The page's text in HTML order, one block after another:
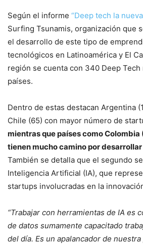
Según el informe “Deep tech la nueva
Surfing Tsunamis, organización que
el desarrollo de este tipo de
tecnológicos en Latinoamérica y El
región se cuenta con 340 Deep
países.
Dentro de estas destacan Argentina
Chile (65) con mayor número de
mientras que países como Colombia
tienen mucho camino por
También se detalla que el segundo
Inteligencia Artificial (IA), que
startups involucradas en la
“Trabajar con herramientas de IA es
de datos sumamente capacitado
del día. Es un apalancador de